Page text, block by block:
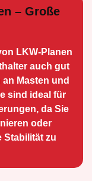
– Große
LKW-Planen
auch gut
Masten und
sind ideal für
da Sie
oder
Stabilität zu